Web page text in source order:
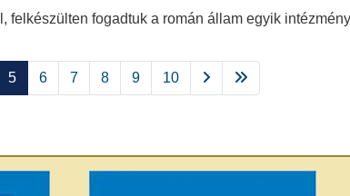
felkészülten fogadtuk a román állam egyik
5 6 7 8 9 10